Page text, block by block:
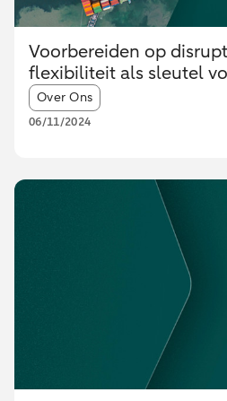
Voorbereiden op
flexibiliteit als sleutel
Article tags:
Over Ons
06/11/2024